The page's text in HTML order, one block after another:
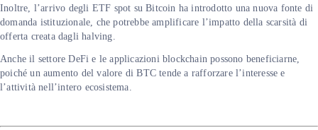
Inoltre, l’arrivo degli ETF spot su Bitcoin ha introdotto una nuova fonte di
domanda istituzionale, che potrebbe amplificare l’impatto della scarsità di
offerta creata dagli halving.
Anche il settore DeFi e le applicazioni blockchain possono beneficiarne,
poiché un aumento del valore di BTC tende a rafforzare l’interesse e
l’attività nell’intero ecosistema.